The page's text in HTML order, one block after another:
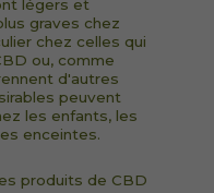
légers et
graves chez
chez celles qui
ou, comme
d'autres
peuvent
les enfants, les
enceintes.
produits de CBD